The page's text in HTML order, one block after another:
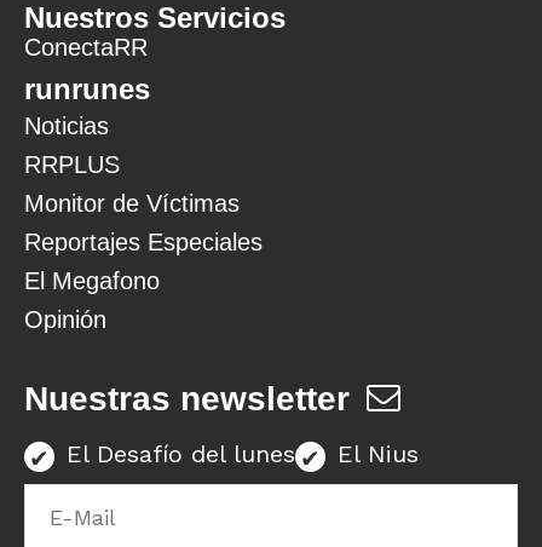
Nuestros Servicios
ConectaRR
runrunes
Noticias
RRPLUS
Monitor de Víctimas
Reportajes Especiales
El Megafono
Opinión
Nuestras newsletter
El Desafío del lunes El Nius